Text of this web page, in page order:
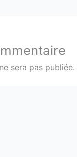
sera pas publiée.